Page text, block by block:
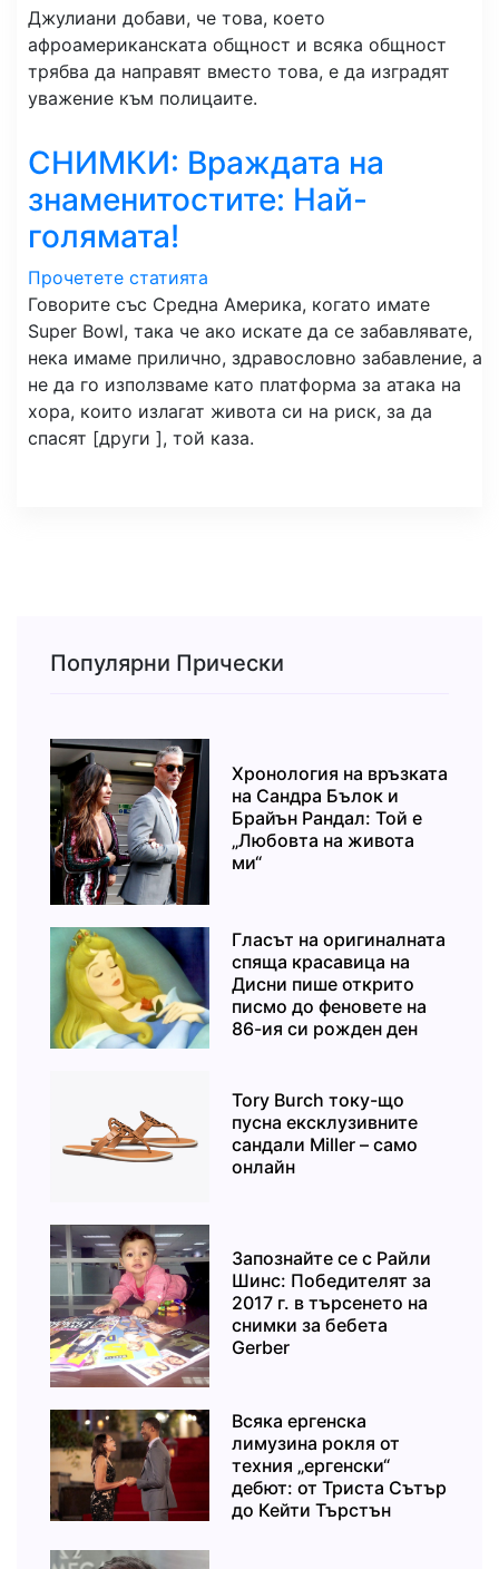
Джулиани добави, че това, което
афроамериканската общност и всяка общност
трябва да направят вместо това, е да изградят
уважение към полицаите.
СНИМКИ: Враждата на
знаменитостите: Най-
голямата!
Прочетете статията
Говорите със Средна Америка, когато имате
Super Bowl, така че ако искате да се забавлявате,
нека имаме прилично, здравословно забавление, а
не да го използваме като платформа за атака на
хора, които излагат живота си на риск, за да
спасят [други ], той каза.
Популярни Прически
Хронология на връзката
на Сандра Бълок и
Брайън Рандал: Той е
„Любовта на живота
ми“
Гласът на оригиналната
спяща красавица на
Дисни пише открито
писмо до феновете на
86-ия си рожден ден
Tory Burch току-що
пусна ексклузивните
сандали Miller – само
онлайн
Запознайте се с Райли
Шинс: Победителят за
2017 г. в търсенето на
снимки за бебета
Gerber
Всяка ергенска
лимузина рокля от
техния „ергенски“
дебют: от Триста Сътър
до Кейти Търстън